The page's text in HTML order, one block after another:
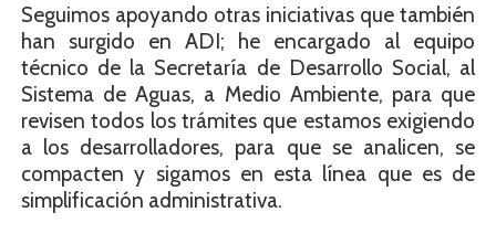
Seguimos apoyando otras iniciativas que también
han surgido en ADI; he encargado al equipo
técnico de la Secretaría de Desarrollo Social, al
Sistema de Aguas, a Medio Ambiente, para que
revisen todos los trámites que estamos exigiendo
a los desarrolladores, para que se analicen, se
compacten y sigamos en esta línea que es de
simplificación administrativa.